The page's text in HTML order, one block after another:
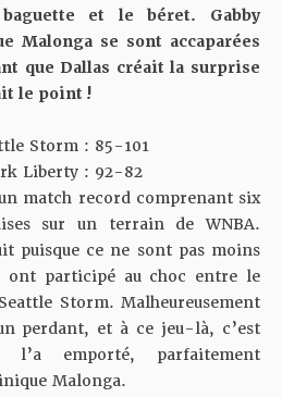
et le béret. Gabby
Malonga se sont accaparées
que Dallas créait la surprise
le point !
Storm : 85-101
Liberty : 92-82
match record comprenant six
sur un terrain de WNBA.
puisque ce ne sont pas moins
ont participé au choc entre le
Storm. Malheureusement
perdant, et à ce jeu-là, c’est
l’a emporté, parfaitement
Malonga.